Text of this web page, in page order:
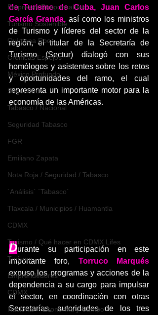
Empresas Responsables
Turismo Sostenible
Quintana Roo
Crónicas Espejos
México Profundo
Seguridad
Tabasco / Nacional
Seguridad Tabasco
FGR
Emiliano Zapata
Nota Roja / Seguridad / Tabasco
`Análisis` `Tabasco`
Tlaxcala / Municipios / Huamantla
CDMX
Turismo / Qué hacer en CDMX Lifes
Turismo
Emprendedores
CDMX
Nacional > Economía y Campo
de Turismo de Cuba, Juan Carlos
García Granda, así como los ministros
de Turismo y líderes del sector de la
región, el titular de la Secretaría de
Turismo (Sectur) dialogó con sus
homólogos y asistentes sobre los retos
y oportunidades del ramo, el cual
representa un importante motor para la
economía de las Américas.
Durante su participación en este
importante foro, Torruco Marqués
expuso los programas y acciones de la
dependencia a su cargo para impulsar
el sector, en coordinación con otras
Secretarías, autoridades de los tres